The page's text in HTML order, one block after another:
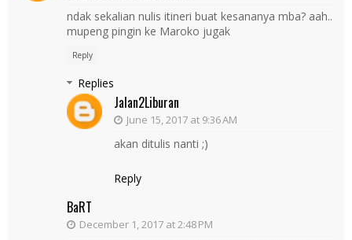
ndak sekalian nulis itineri buat kesananya mba? aah..
mupeng pingin ke Maroko jugak
Reply
Replies
Jalan2Liburan
June 15, 2017 at 9:36 AM
akan ditulis nanti ;)
Reply
BaRT
December 1, 2017 at 2:48 PM